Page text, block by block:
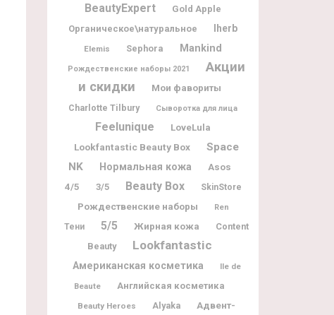
BeautyExpert
Gold Apple
Органическое\натуральное
Iherb
Elemis Sephora Mankind
Рождественские наборы 2021
Акции
и скидки
Мои фавориты
Charlotte Tilbury Сыворотка для лица
Feelunique LoveLula
Lookfantastic Beauty Box
Space
NK
Нормальная кожа
Asos
4/5
3/5 Beauty Box SkinStore
Рождественские наборы Ren
Тени 5/5 Жирная кожа
Content
Beauty
Lookfantastic
Американская косметика
Ile de
Beaute
Английская косметика
Beauty Heroes Alyaka
Адвент-